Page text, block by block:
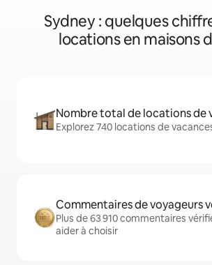
Sydney : quelques
locations en maisons
Nombre total de locations de
Explorez 740 locations de
Commentaires de voyageurs
Plus de 63 910 commentaires
aider à choisir